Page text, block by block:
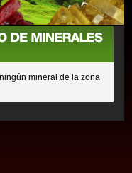
mineral de la zona